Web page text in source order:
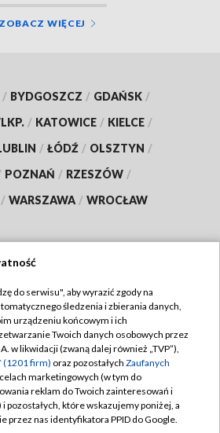
ZOBACZ WIĘCEJ
/ BYDGOSZCZ / GDAŃSK /
/ KATOWICE / KIELCE /
/ ŁÓDŹ / OLSZTYN /
POZNAŃ / RZESZÓW /
/ WARSZAWA / WROCŁAW
TVP
Cyfrowa
Regulamin TVP
prywatności
Moje zgody
Pomoc
do serwisu", aby wyrazić zgody na
śledzenia i zbierania danych,
urządzeniu końcowym i ich
Twoich danych osobowych przez
w likwidacji (zwaną dalej również „TVP”),
(1201 firm) oraz pozostałych Zaufanych
marketingowych (w tym do
reklam do Twoich zainteresowań i
pozostałych, które wskazujemy poniżej, a
przez nas identyfikatora PPID do Google.